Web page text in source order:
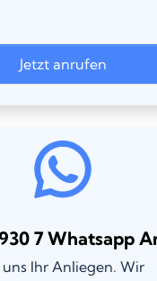
Jetzt anrufen
7 Whatsapp
uns Ihr Anliegen. Wir